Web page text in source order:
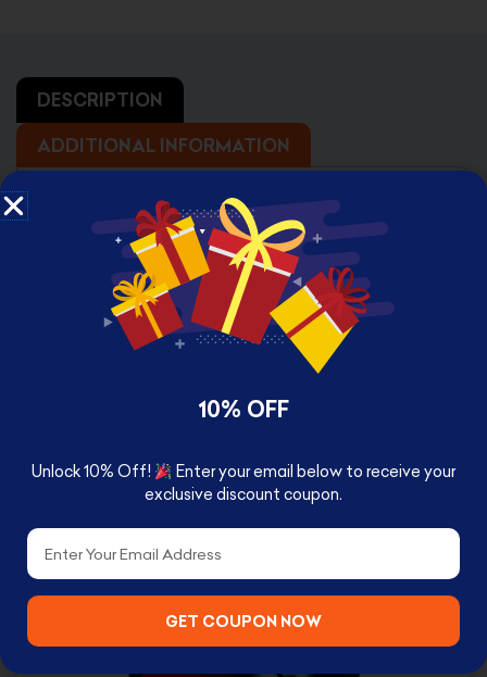
DESCRIPTION
ADDITIONAL INFORMATION
High Resolution Framed Photo Print
Available with two size
24 x 33 cm Small
RELATED PRODUCTS
10% OFF
Unlock 10% Off!
Enter your email below to receive your
exclusive discount coupon.
Email
GET COUPON NOW